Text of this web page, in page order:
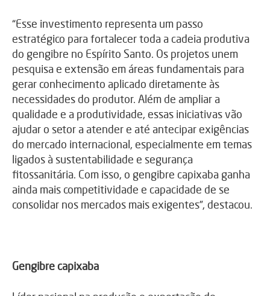
“Esse investimento representa um passo
estratégico para fortalecer toda a cadeia produtiva
do gengibre no Espírito Santo. Os projetos unem
pesquisa e extensão em áreas fundamentais para
gerar conhecimento aplicado diretamente às
necessidades do produtor. Além de ampliar a
qualidade e a produtividade, essas iniciativas vão
ajudar o setor a atender e até antecipar exigências
do mercado internacional, especialmente em temas
ligados à sustentabilidade e segurança
fitossanitária. Com isso, o gengibre capixaba ganha
ainda mais competitividade e capacidade de se
consolidar nos mercados mais exigentes”, destacou.
Gengibre capixaba